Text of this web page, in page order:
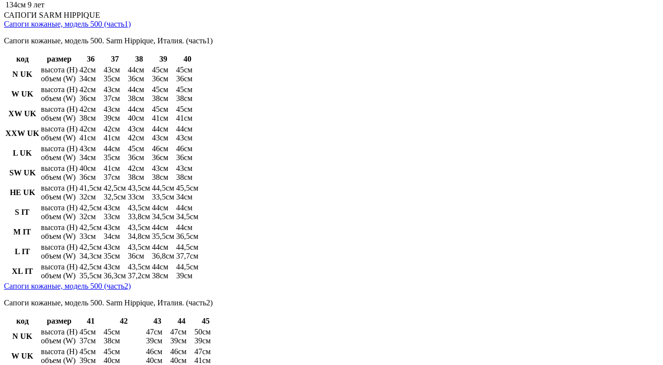
134см 9 лет
САПОГИ SARM HIPPIQUE
Сапоги кожаные, модель 500 (часть1)
Сапоги кожаные, модель 500. Sarm Hippique, Италия. (часть1)
код размер 36 37 38 39
40
N UK
высота (H)
объем (W)
42см
34см
43см
35см
44см
36см
45см
36см
45см
36см
W UK
высота (H)
объем (W)
42см
36см
43см
37см
44см
38см
45см
38см
45см
38см
XW UK
высота (H)
объем (W)
42см
38см
43см
39см
44см
40см
45см
41см
45см
41см
XXW UK
высота (H)
объем (W)
42см
41см
42см
41см
43см
42см
44см
43см
44см
43см
L UK
высота (H)
объем (W)
43см
34см
44см
35см
45см
36см
46см
36см
46см
36см
SW UK
высота (H)
объем (W)
40см
36см
41см
37см
42см
38см
43см
38см
43см
38см
HE UK
высота (H)
объем (W)
41,5см
32см
42,5см
32,5см
43,5см
33см
44,5см
33,5см
45,5см
34см
S IT
высота (H)
объем (W)
42,5см
32см
43см
33см
43,5см
33,8см
44см
34,5см
44см
34,5см
M IT
высота (H)
объем (W)
42,5см
33см
43см
34см
43,5см
34,8см
44см
35,5см
44см
36,5см
L IT
высота (H)
объем (W)
42,5см
34,3см
43см
35см
43,5см
36см
44см
36,8см
44,5см
37,7см
XL IT
высота (H)
объем (W)
42,5см
35,5см
43см
36,3см
43,5см
37,2см
44см
38см
44,5см
39см
Сапоги кожаные, модель 500 (часть2)
Сапоги кожаные, модель 500. Sarm Hippique, Италия. (часть2)
код размер 41 42 43 44
45
N UK
высота (H)
объем (W)
45см
37см
45см
38см
47см
39см
47см
39см
50см
39см
W UK
высота (H)
объем (W)
45см
39см
45см
40см
46см
40см
46см
40см
47см
41см